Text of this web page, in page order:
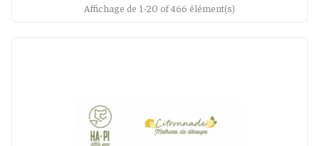
Affichage de 1-20 of 466 élément(s)